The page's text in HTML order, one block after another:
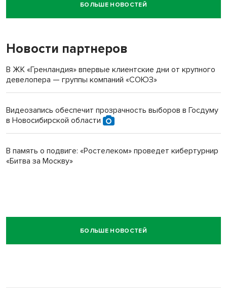
Новосибирский суд наказал водителя за смерть
пенсионерки на вокзале
БОЛЬШЕ НОВОСТЕЙ
Новости партнеров
В ЖК «Гренландия» впервые клиентские дни от крупного
девелопера — группы компаний «СОЮЗ»
Видеозапись обеспечит прозрачность выборов в Госдуму
в Новосибирской области
В память о подвиге: «Ростелеком» проведет кибертурнир
«Битва за Москву»
БОЛЬШЕ НОВОСТЕЙ